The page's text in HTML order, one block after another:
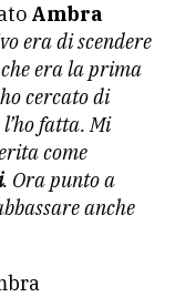
Ambra
era di scendere
era la prima
cercato di
fatta. Mi
come
. Ora punto a
anche